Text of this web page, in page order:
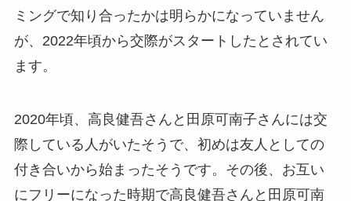
ミングで知り合ったかは明らかになっていません
が、2022年頃から交際がスタートしたとされてい
ます。
2020年頃、高良健吾さんと田原可南子さんには交
際している人がいたそうで、初めは友人としての
付き合いから始まったそうです。その後、お互い
にフリーになった時期で高良健吾さんと田原可南